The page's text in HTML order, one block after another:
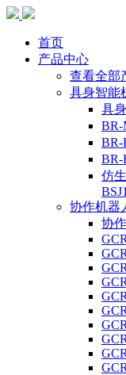
首页
产品中心
查看全部
具身智能
具
BR-
BR-
BR-
仿
协作机器
协